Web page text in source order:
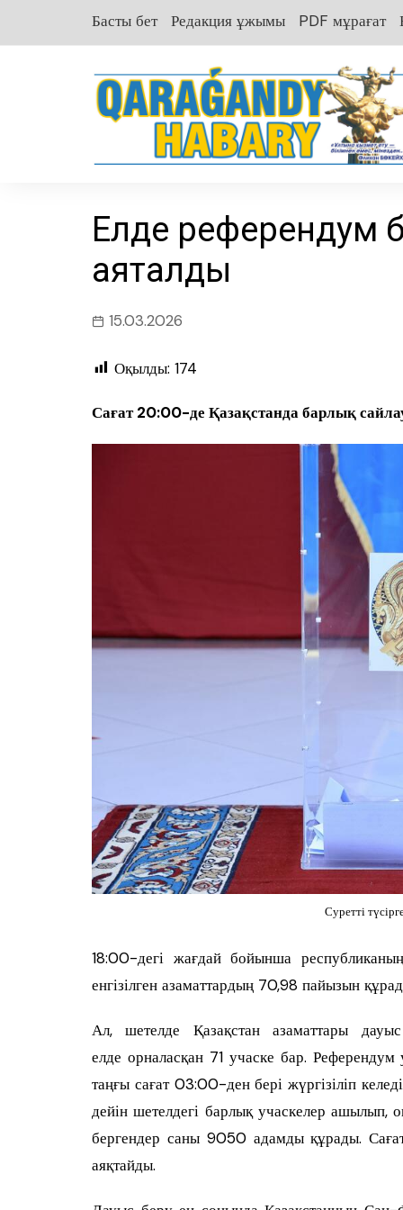
Басты бет Редакция ұжымы PDF мұрағат
Елде референдум
аяқталды
15.03.2026
Оқылды: 174
Сағат 20:00-де Қазақстанда барлық
Суретті
18:00-дегі жағдай бойынша
енгізілген азаматтардың 70,98 пайызын
Ал, шетелде Қазақстан азаматтары
елде орналасқан 71 учаске бар.
таңғы сағат 03:00-ден бері жүргізіліп
дейін шетелдегі барлық учаскелер ашылып,
бергендер саны 9050 адамды құрады.
аяқтайды.